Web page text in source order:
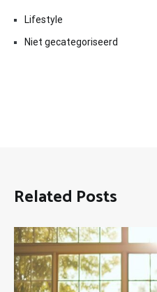
Lifestyle
Niet gecategoriseerd
Related Posts